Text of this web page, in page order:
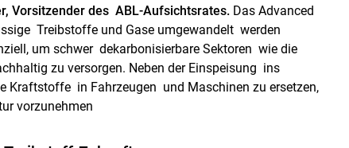
Vorsitzender des ABL-Aufsichtsrates. Das Advanced
Treibstoffe und Gase umgewandelt werden
um schwer dekarbonisierbare Sektoren wie die
zu versorgen. Neben der Einspeisung ins
Kraftstoffe in Fahrzeugen und Maschinen zu ersetzen,
vorzunehmen